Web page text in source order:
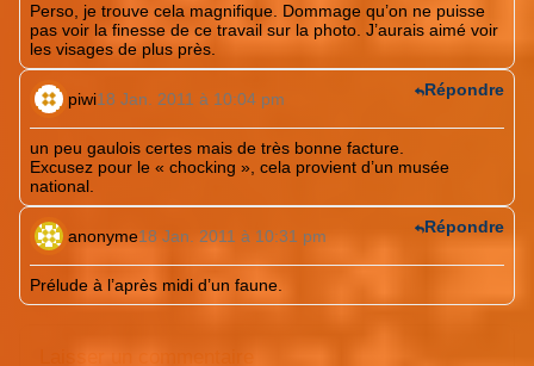
Perso, je trouve cela magnifique. Dommage qu’on ne puisse
pas voir la finesse de ce travail sur la photo. J’aurais aimé voir
les visages de plus près.
piwi18 Jan. 2011 à 10:04 pm
un peu gaulois certes mais de très bonne facture.
Excusez pour le « chocking », cela provient d’un musée
national.
Répondre
anonyme18 Jan. 2011 à 10:31 pm
Prélude à l’après midi d’un faune.
Répondre